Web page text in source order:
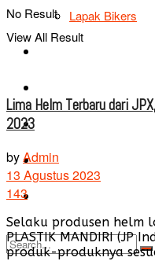
Lapak Bikers
Bikers Cars
No Result
View All Result
Lima Helm Terbaru dari
2023
byAdmin
13 Agustus 2023
143
Selaku produsen helm
PLASTIK MANDIRI (JP
produk-produknya